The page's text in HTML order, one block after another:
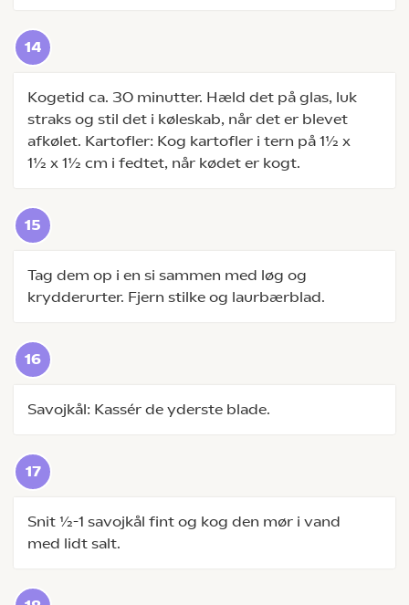
Kogetid ca. 30 minutter. Hæld det på glas, luk
straks og stil det i køleskab, når det er blevet
afkølet. Kartofler: Kog kartofler i tern på 1½ x
1½ x 1½ cm i fedtet, når kødet er kogt.
Tag dem op i en si sammen med løg og
krydderurter. Fjern stilke og laurbærblad.
Savojkål: Kassér de yderste blade.
Snit ½-1 savojkål fint og kog den mør i vand
med lidt salt.